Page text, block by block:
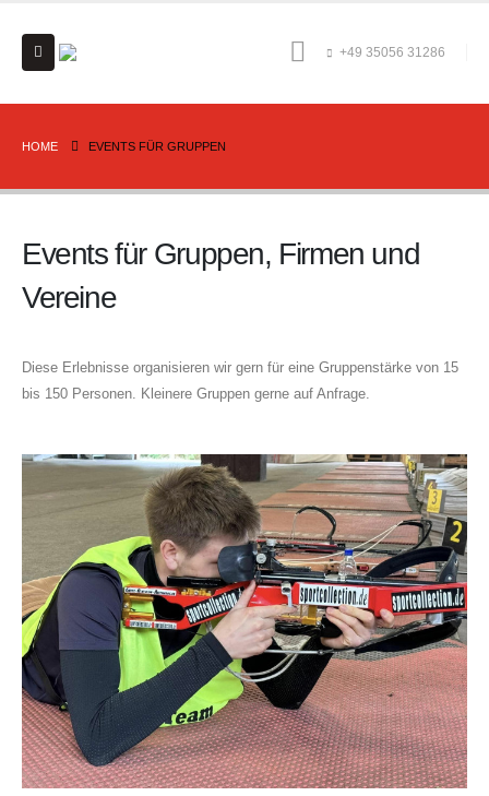
+49 35056 31286
HOME EVENTS FÜR GRUPPEN
Events für Gruppen, Firmen und
Vereine
Diese Erlebnisse organisieren wir gern für eine Gruppenstärke von 15
bis 150 Personen. Kleinere Gruppen gerne auf Anfrage.